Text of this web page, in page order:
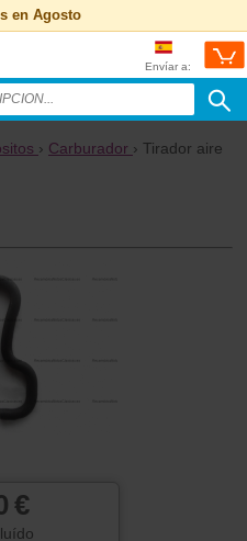
en Agosto
Envíar a:
› Carburador › Tirador aire
€